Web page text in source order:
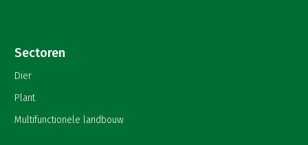
Sectoren
Dier
Plant
Multifunctionele landbouw